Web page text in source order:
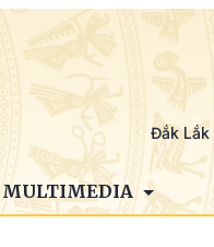
Đắk Lắk
MULTIMEDIA